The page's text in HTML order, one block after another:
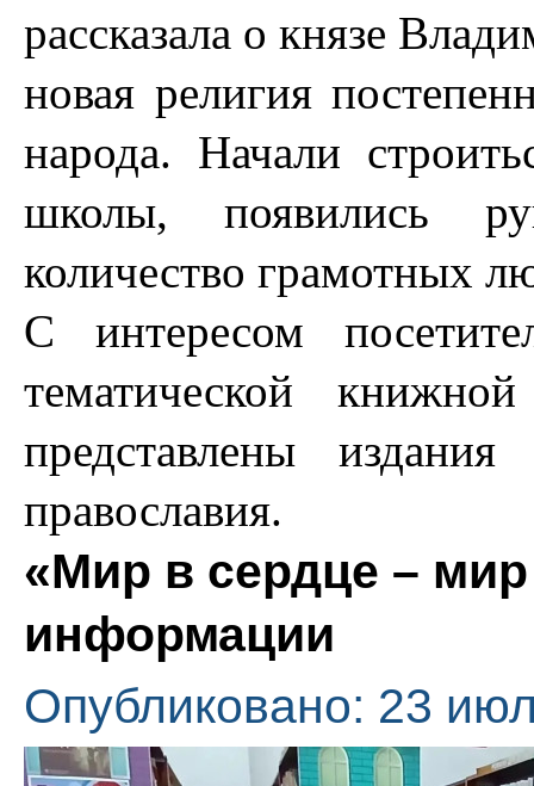
рассказала о князе
новая религия
народа. Начали
школы, появились
количество грамотных
С интересом
тематической
представлены
православия.
«Мир в сердце –
информации
Опубликовано: 23